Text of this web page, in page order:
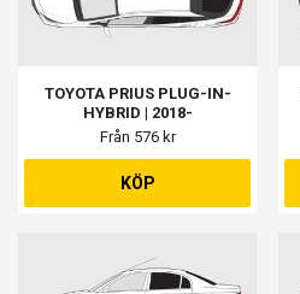
TOYOTA PRIUS PLUG-IN-
HYBRID | 2018-
Från 576 kr
KÖP